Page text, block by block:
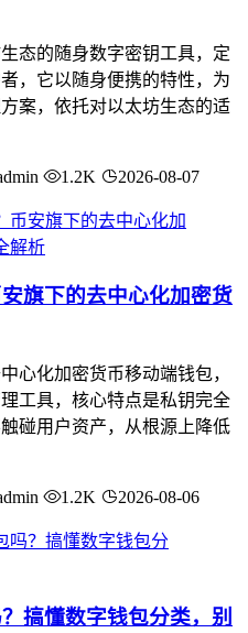
态的随身数字密钥工具，定
，它以随身便携的特性，为
案，依托对以太坊生态的适
1.2K 2026-08-07
旗下的去中心化加密货
心化加密货币移动端钱包，
工具，核心特点是私钥完全
碰用户资产，从根源上降低
1.2K 2026-08-06
搞懂数字钱包分类，别